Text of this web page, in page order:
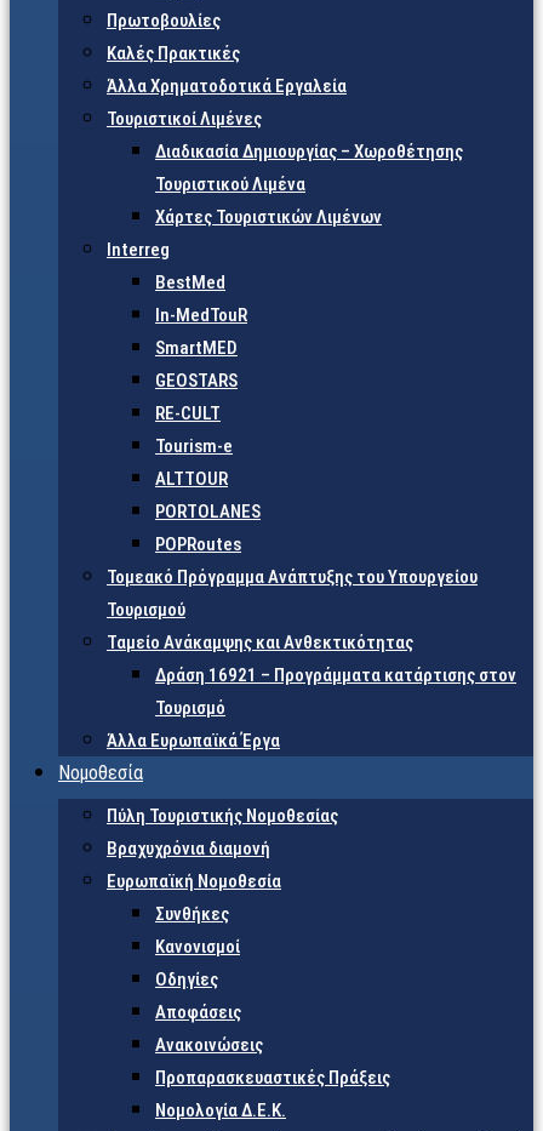
Πρωτοβουλίες
Καλές Πρακτικές
Άλλα Χρηματοδοτικά Εργαλεία
Τουριστικοί Λιμένες
Διαδικασία Δημιουργίας – Χωροθέτησης
Τουριστικού Λιμένα
Χάρτες Τουριστικών Λιμένων
Interreg
BestMed
In-MedTouR
SmartMED
GEOSTARS
RE-CULT
Tourism-e
ALTTOUR
PORTOLANES
POPRoutes
Τομεακό Πρόγραμμα Ανάπτυξης του Υπουργείου
Τουρισμού
Ταμείο Ανάκαμψης και Ανθεκτικότητας
Δράση 16921 – Προγράμματα κατάρτισης στον
Τουρισμό
Άλλα Ευρωπαϊκά Έργα
Νομοθεσία
Πύλη Τουριστικής Νομοθεσίας
Βραχυχρόνια διαμονή
Ευρωπαϊκή Νομοθεσία
Συνθήκες
Κανονισμοί
Οδηγίες
Αποφάσεις
Ανακοινώσεις
Προπαρασκευαστικές Πράξεις
Νομολογία Δ.Ε.Κ.